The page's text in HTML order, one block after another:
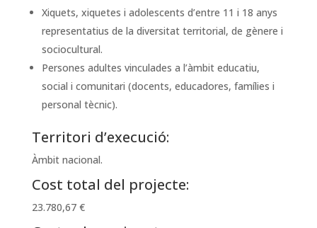
Xiquets, xiquetes i adolescents d’entre 11 i 18 anys
representatius de la diversitat territorial, de gènere i
sociocultural.
Persones adultes vinculades a l’àmbit educatiu,
social i comunitari (docents, educadores, famílies i
personal tècnic).
Territori d’execució:
Àmbit nacional.
Cost total del projecte:
23.780,67 €